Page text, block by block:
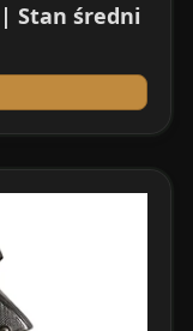
Stan średni